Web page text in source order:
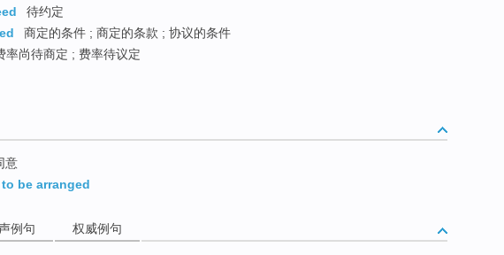
待约定
商定的条件 ; 商定的条款 ; 协议的条件
率尚待商定 ; 费率待议定
意
to be arranged
例句 权威例句